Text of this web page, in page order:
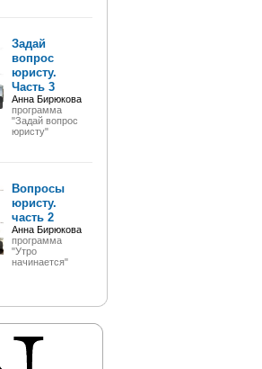
Задай
вопрос
юристу.
Часть 3
Анна Бирюкова
программа
"Задай вопрос
юристу"
Вопросы
юристу.
часть 2
Анна Бирюкова
программа
"Утро
начинается"